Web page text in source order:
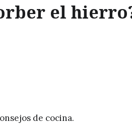
el
de cocina.